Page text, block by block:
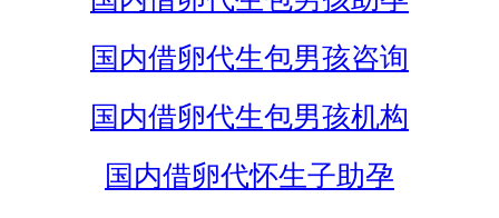
国内借卵代生包男孩咨询
国内借卵代生包男孩机构
国内借卵代怀生子助孕